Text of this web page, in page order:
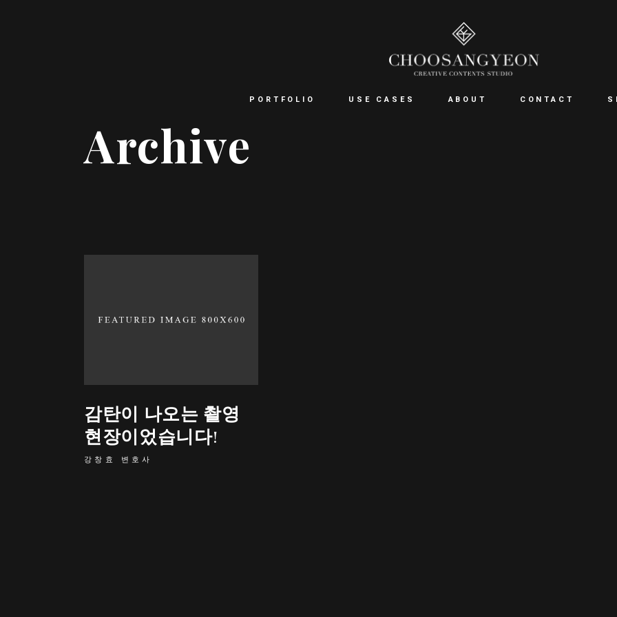
PORTFOLIO USE CASES ABOUT CONTACT
Archive
감탄이 나오는 촬영
현장이었습니다!
강창효 변호사